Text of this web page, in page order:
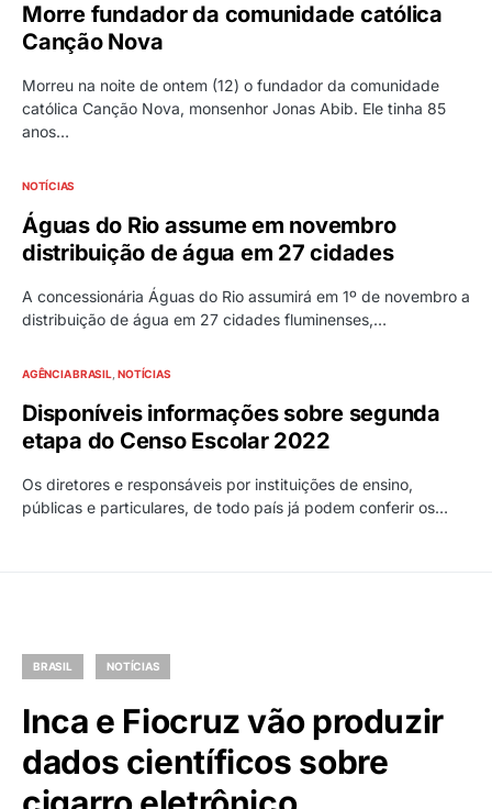
Morre fundador da comunidade católica
Canção Nova
Morreu na noite de ontem (12) o fundador da comunidade
católica Canção Nova, monsenhor Jonas Abib. Ele tinha 85
anos…
NOTÍCIAS
Águas do Rio assume em novembro
distribuição de água em 27 cidades
A concessionária Águas do Rio assumirá em 1º de novembro a
distribuição de água em 27 cidades fluminenses,…
AGÊNCIA BRASIL NOTÍCIAS
Disponíveis informações sobre segunda
etapa do Censo Escolar 2022
Os diretores e responsáveis por instituições de ensino,
públicas e particulares, de todo país já podem conferir os…
BRASIL NOTÍCIAS
Inca e Fiocruz vão produzir
dados científicos sobre